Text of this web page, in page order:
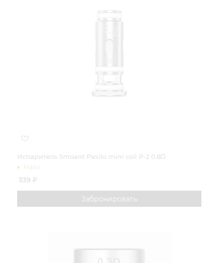
Испаритель Smoant Pasito mini coil P-2 0.8Ω
Мало
339 ₽
Забронировать